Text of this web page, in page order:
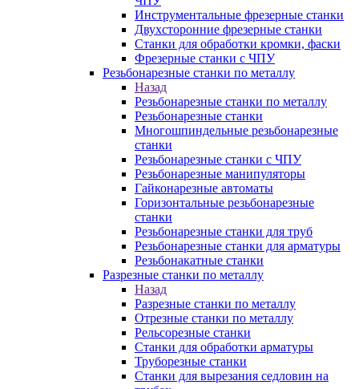
Инструментальные фрезерные станки
Двухсторонние фрезерные станки
Станки для обработки кромки, фаски
Фрезерные станки с ЧПУ
Резьбонарезные станки по металлу
Назад
Резьбонарезные станки по металлу
Резьбонарезные станки
Многошпиндельные резьбонарезные
станки
Резьбонарезные станки с ЧПУ
Резьбонарезные манипуляторы
Гайконарезные автоматы
Горизонтальные резьбонарезные
станки
Резьбонарезные станки для труб
Резьбонарезные станки для арматуры
Резьбонакатные станки
Разрезные станки по металлу
Назад
Разрезные станки по металлу
Отрезные станки по металлу
Рельсорезные станки
Станки для обработки арматуры
Труборезные станки
Станки для вырезания седловин на